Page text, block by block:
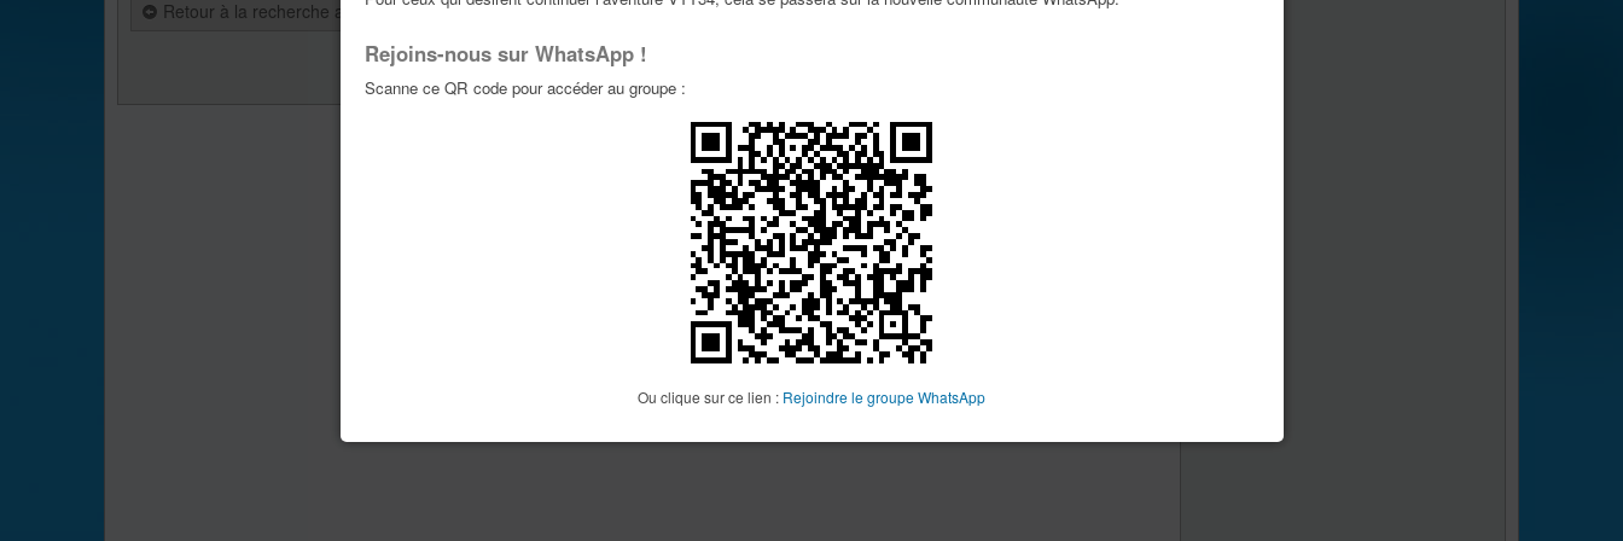
Rejoins-nous sur WhatsApp !
Scanne ce QR code pour accéder au groupe :
Ou clique sur ce lien : Rejoindre le groupe WhatsApp
La recherche a retourné 0 résultat(s) Page1sur
Retour à la recherche avancée
Aller vers :